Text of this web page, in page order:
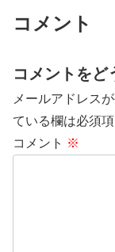
コメント
コメントをど
メールアドレス
ている欄は必須
コメント ※